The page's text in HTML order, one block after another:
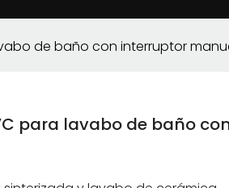
de baño con interruptor
para lavabo de baño